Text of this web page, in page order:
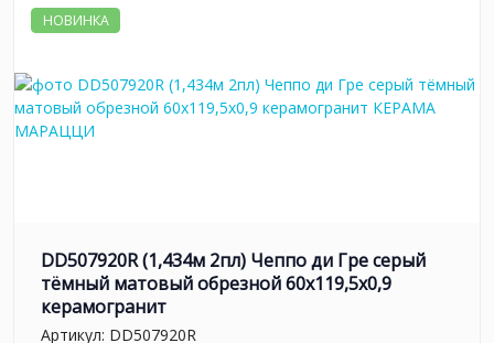
НОВИНКА
DD507920R (1,434м 2пл) Чеппо ди Гре серый
тёмный матовый обрезной 60x119,5x0,9
керамогранит
Артикул: DD507920R